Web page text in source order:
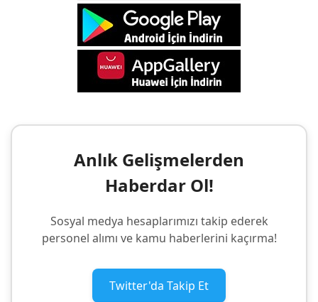
Anlık Gelişmelerden
Haberdar Ol!
Sosyal medya hesaplarımızı takip ederek
personel alımı ve kamu haberlerini kaçırma!
Twitter'da Takip Et